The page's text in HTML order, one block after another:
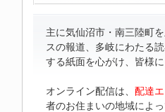
主に気仙沼市・南三陸町
スの報道、多岐にわたる
する紙面を心がけ、皆様
オンライン配信は、 配達
者のお住まいの地域によ